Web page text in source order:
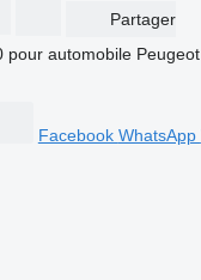
Partager
Facebook WhatsApp